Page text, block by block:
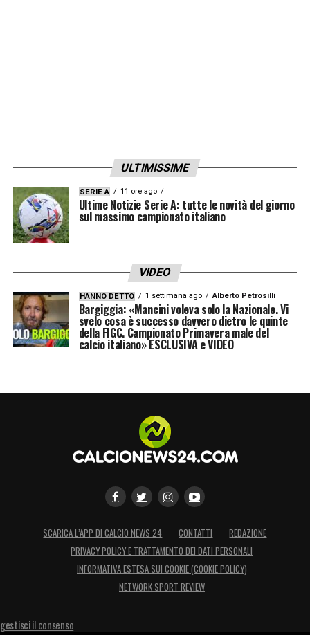
non c’è eccezione»
LA PLAYLIST DELLE NOSTRE TOP NEWS
ULTIMISSIME
SERIE A 11 ore ago
Ultime Notizie Serie A: tutte le novità del giorno
sul massimo campionato italiano
VIDEO
HANNO DETTO 1 settimana ago Alberto Petrosilli
Bargiggia: «Mancini voleva solo la Nazionale. Vi
svelo cosa è successo davvero dietro le quinte
della FIGC. Campionato Primavera male del
calcio italiano» ESCLUSIVA e VIDEO
SCARICA L’APP DI CALCIO NEWS 24 CONTATTI
REDAZIONE
PRIVACY POLICY E TRATTAMENTO DEI DATI PERSONALI
INFORMATIVA ESTESA SUI COOKIE (COOKIE POLICY)
NETWORK SPORT REVIEW
gestisci il consenso